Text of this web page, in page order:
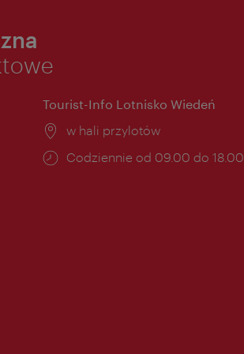
Tourist-Info Lotnisko Wiedeń
Miejsce:
w hali przylotów
Godziny
Codziennie od 09.00 do 18.00